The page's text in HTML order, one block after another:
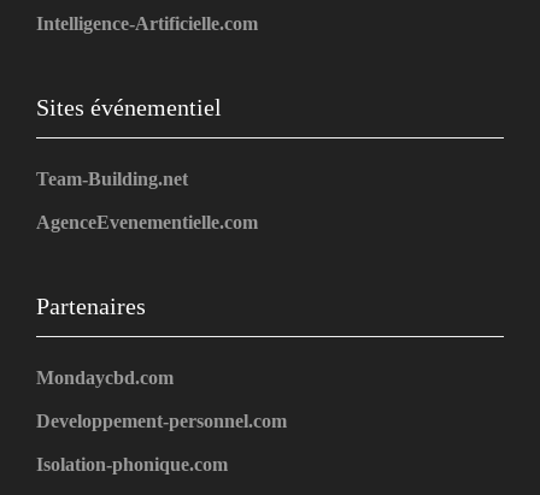
Intelligence-Artificielle.com
Sites événementiel
Team-Building.net
AgenceEvenementielle.com
Partenaires
Mondaycbd.com
Developpement-personnel.com
Isolation-phonique.com